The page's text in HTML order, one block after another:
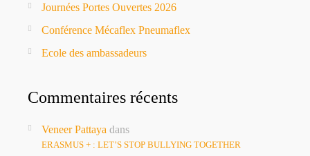
Journées Portes Ouvertes 2026
Conférence Mécaflex Pneumaflex
Ecole des ambassadeurs
Commentaires récents
Veneer Pattaya dans
ERASMUS + : LET’S STOP BULLYING TOGETHER